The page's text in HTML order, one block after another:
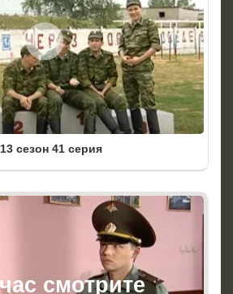
13 сезон 41 серия